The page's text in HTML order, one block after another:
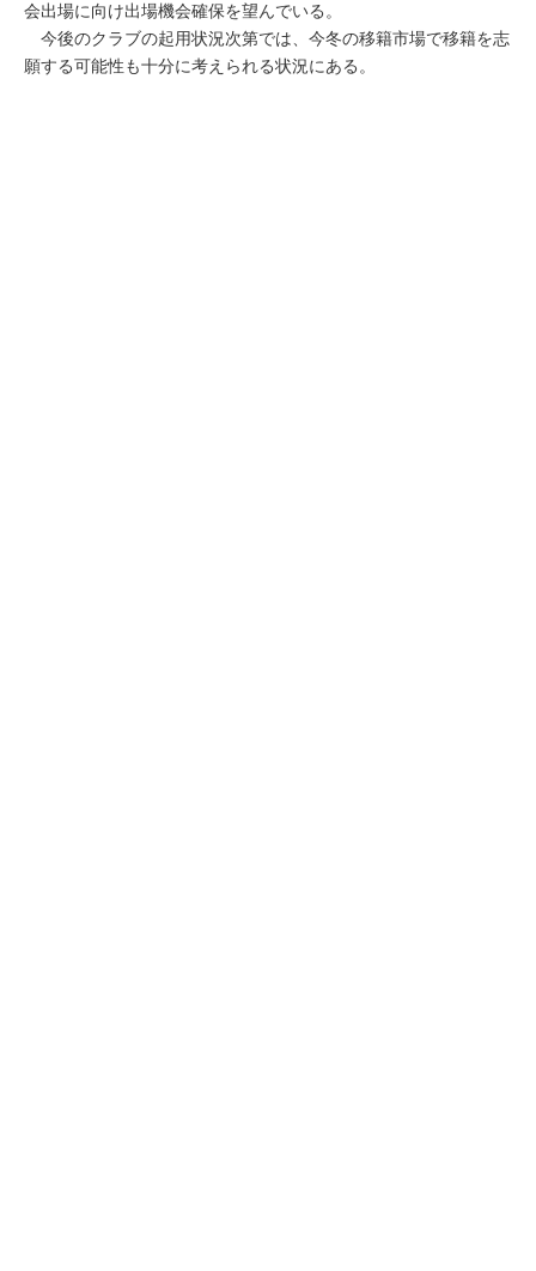
会出場に向け出場機会確保を望んでいる。
今後のクラブの起用状況次第では、今冬の移籍市場で移籍を志
願する可能性も十分に考えられる状況にある。